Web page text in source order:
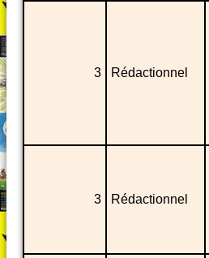
3 Rédactionnel
3 Rédactionnel